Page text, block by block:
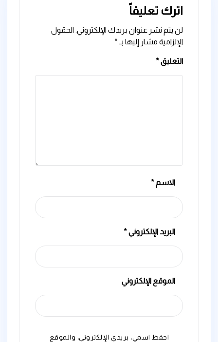
اترك تعليقاً
لن يتم نشر عنوان بريدك الإلكتروني. الحقول
الإلزامية مشار إليها بـ *
التعليق*
الاسم *
البريد الإلكتروني*
الموقع الإلكتروني
احفظ اسمي، بريدي الإلكتروني، والموقع